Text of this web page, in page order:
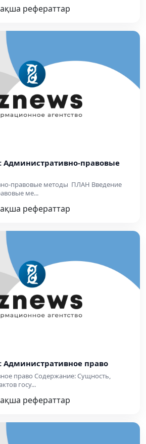
рефераттар
Административно-правовые
правовые методы ПЛАН Введение
ме...
рефераттар
Административное право
право Содержание: Сущность,
госу...
рефераттар